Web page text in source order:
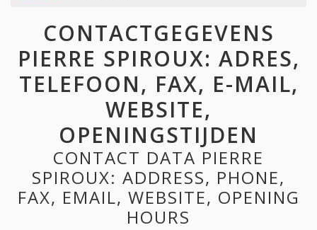
CONTACTGEGEVENS
PIERRE SPIROUX: ADRES,
TELEFOON, FAX, E-MAIL,
WEBSITE,
OPENINGSTIJDEN
CONTACT DATA PIERRE
SPIROUX: ADDRESS, PHONE,
FAX, EMAIL, WEBSITE, OPENING
HOURS